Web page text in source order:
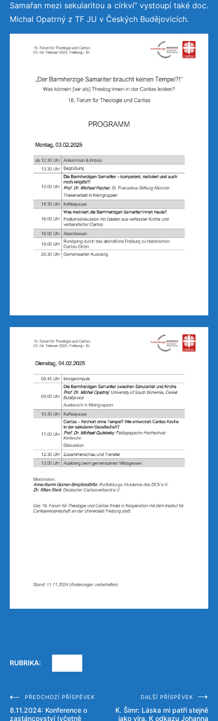
Samařan mezi sekularitou a církví“ vystoupí také doc.
Michal Opatrný z TF JU v Českých Budějovicích.
RUBRIKA:
Navigace
PŘEDCHOZÍ PŘÍSPĚVEK
8.11.2024: Konference o
zastáncovství (včetně
DALŠÍ PŘÍSPĚVEK
K. Šimr: Láska mi patří stejně
jako víra. K odkazu Johanna